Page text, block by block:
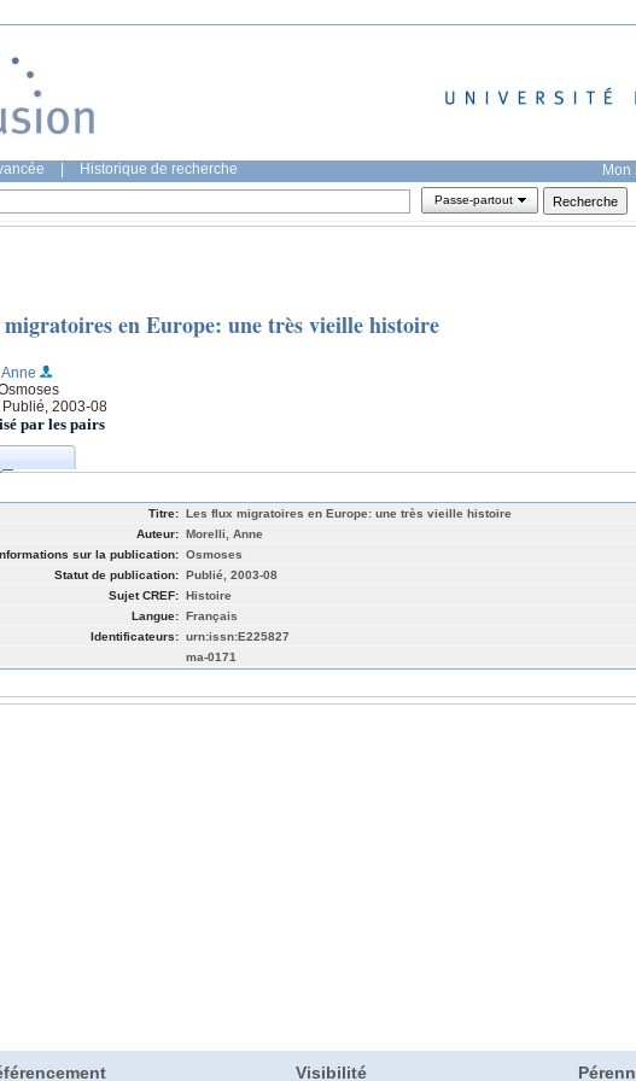
Historique de recherche Mon
Passe-partout
en Europe: une très vieille histoire
Publié, 2003-08
par les pairs
Titre: Les flux migratoires en Europe: une très vieille histoire
Auteur: Morelli, Anne
sur la publication: Osmoses
Statut de publication: Publié, 2003-08
Sujet CREF: Histoire
Langue: Français
Identificateurs: urn:issn:E225827
ma-0171
Visibilité